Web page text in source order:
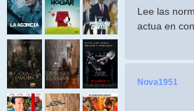
Lee las
actua en
Nova1951